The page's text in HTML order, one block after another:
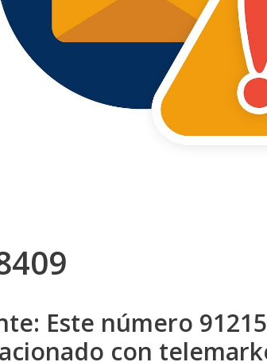
Este número
con